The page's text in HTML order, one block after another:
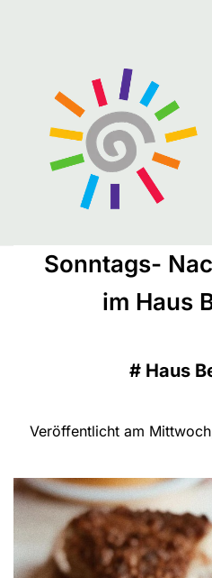
Sonntags-
im Haus
# Haus
Veröffentlicht am